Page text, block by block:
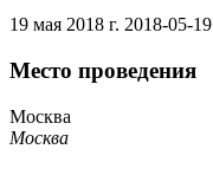
19 мая 2018 г. 2018-05-19
Место проведения
Москва
Москва